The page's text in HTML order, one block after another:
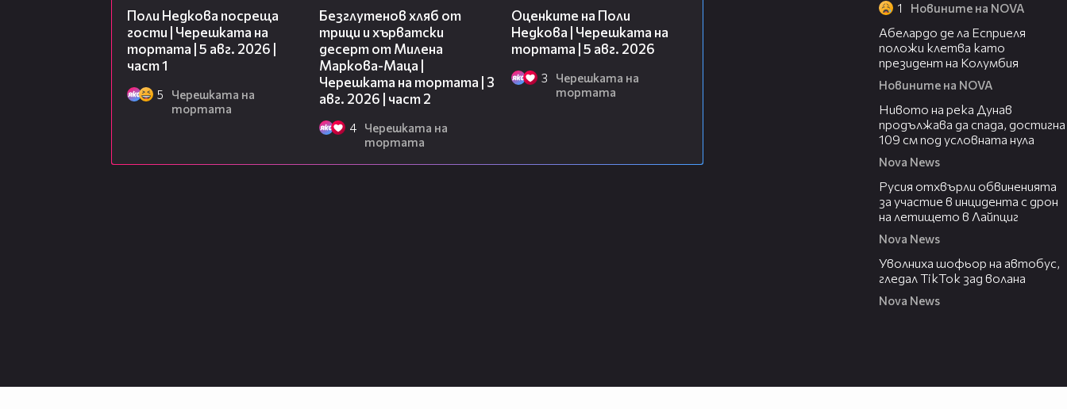
Поли Недкова посреща
гости | Черешката на
тортата | 5 авг. 2026 |
част 1
5
Черешката на
тортата
Безглутенов хляб от
трици и хърватски
десерт от Милена
Маркова-Маца |
Черешката на тортата | 3
авг. 2026 | част 2
4
Черешката на
тортата
Оценките на Поли
Недкова | Черешката на
тортата | 5 авг. 2026
3
Черешката на
тортата
1 Новините на NOVA
Абелардо де ла Есприеля
положи клетва като
президент на Колумбия
Новините на NOVA
Нивото на река Дунав
продължава да спада, достигна
109 см под условната нула
Nova News
Русия отхвърли обвиненията
за участие в инцидента с дрон
на летището в Лайпциг
Nova News
Уволниха шофьор на автобус,
гледал TikTok зад волана
Nova News